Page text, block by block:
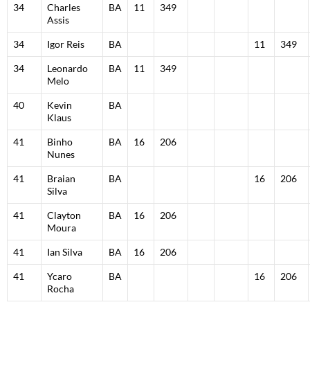
34
Charles
Assis
BA 11 349
34 Igor Reis BA 11 349
34
Leonardo
Melo
BA 11 349
40
Kevin
Klaus
BA
41
Binho
Nunes
BA 16 206
41
Braian
Silva
BA 16 206
41
Clayton
Moura
BA 16 206
41 Ian Silva BA 16 206
41
Ycaro
Rocha
BA 16 206